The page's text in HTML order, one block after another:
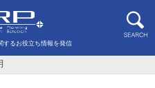
するお役立ち情報を発信